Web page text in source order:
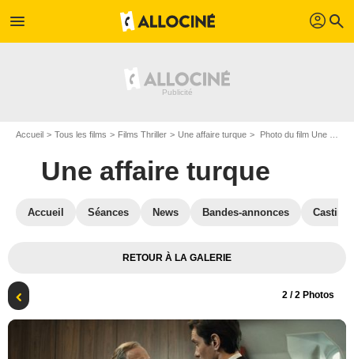
menu profil search
Accueil Tous les films Films Thriller Une affaire turque Photo du film Une affaire turque - Photo 2
Une affaire turque
Accueil Séances News Bandes-annonces Casting
RETOUR À LA GALERIE
2 / 2 Photos